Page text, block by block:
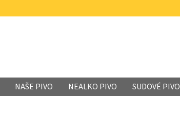
NAŠE PIVO NEALKO PIVO SUDOVÉ PIVO